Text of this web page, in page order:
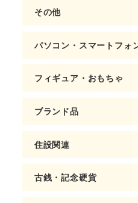
その他
パソコン・スマートフォ
フィギュア・おもちゃ
ブランド品
住設関連
古銭・記念硬貨